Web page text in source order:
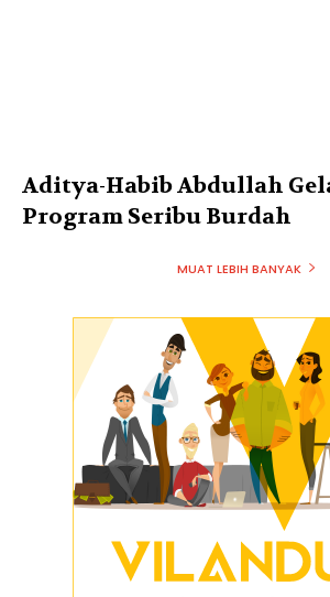
Aditya-Habib Abdullah
Program Seribu Burdah
MUAT LEBIH BANYAK